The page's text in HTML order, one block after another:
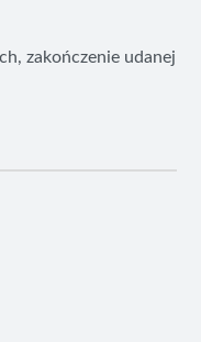
zakończenie udanej